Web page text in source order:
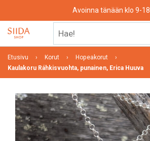
content
Avoinna tänään klo 9-18
Etusivu Korut
Hopeakorut
Kaulakoru Ráhkisvuohta, punainen, Erica Huuva